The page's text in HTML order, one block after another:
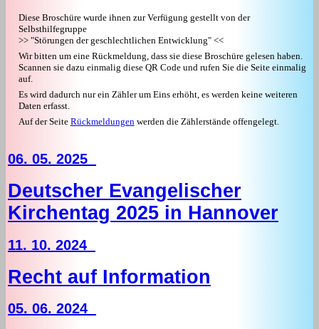
Diese Broschüre wurde ihnen zur Verfügung gestellt von der
Selbsthilfegruppe
>> "Störungen der geschlechtlichen Entwicklung" <<
Wir bitten um eine Rückmeldung, dass sie diese Broschüre gelesen haben.
Scannen sie dazu einmalig diese QR Code und rufen Sie die Seite einmalig
auf.
Es wird dadurch nur ein Zähler um Eins erhöht, es werden keine weiteren
Daten erfasst.
Auf der Seite Rückmeldungenwerden die Zählerstände offengelegt.
06. 05. 2025
Deutscher Evangelischer
Kirchentag 2025 in Hannover
11. 10. 2024
Recht auf Information
05. 06. 2024